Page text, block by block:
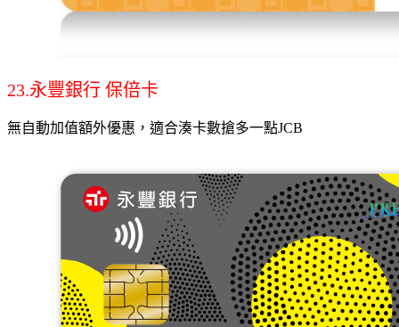
23.永豐銀行 保倍卡
無自動加值額外優惠，適合湊卡數搶多一點JCB